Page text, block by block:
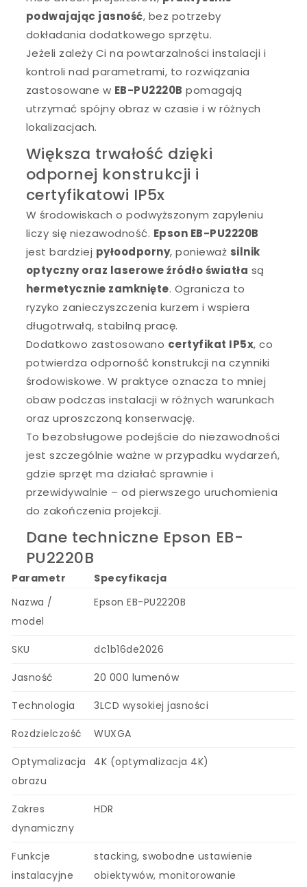
podwajając jasność, bez potrzeby
dokładania dodatkowego sprzętu.
Jeżeli zależy Ci na powtarzalności instalacji i
kontroli nad parametrami, to rozwiązania
zastosowane w EB-PU2220B pomagają
utrzymać spójny obraz w czasie i w różnych
lokalizacjach.
Większa trwałość dzięki
odpornej konstrukcji i
certyfikatowi IP5x
W środowiskach o podwyższonym zapyleniu
liczy się niezawodność. Epson EB-PU2220B
jest bardziej pyłoodporny, ponieważ silnik
optyczny oraz laserowe źródło światła są
hermetycznie zamknięte. Ogranicza to
ryzyko zanieczyszczenia kurzem i wspiera
długotrwałą, stabilną pracę.
Dodatkowo zastosowano certyfikat IP5x, co
potwierdza odporność konstrukcji na czynniki
środowiskowe. W praktyce oznacza to mniej
obaw podczas instalacji w różnych warunkach
oraz uproszczoną konserwację.
To bezobsługowe podejście do niezawodności
jest szczególnie ważne w przypadku wydarzeń,
gdzie sprzęt ma działać sprawnie i
przewidywalnie – od pierwszego uruchomienia
do zakończenia projekcji.
Dane techniczne Epson EB-
PU2220B
Parametr
Specyfikacja
Nazwa /
model
Epson EB-PU2220B
SKU dc1b16de2026
Jasność 20 000 lumenów
Technologia 3LCD wysokiej jasności
Rozdzielczość WUXGA
Optymalizacja
obrazu
4K (optymalizacja 4K)
Zakres
dynamiczny
HDR
Funkcje
instalacyjne
stacking, swobodne ustawienie
obiektywów, monitorowanie